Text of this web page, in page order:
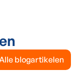
blogartikelen